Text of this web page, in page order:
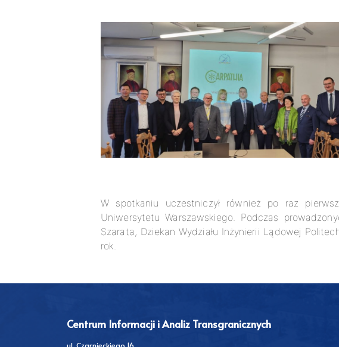
W spotkaniu uczestniczył również po raz
Uniwersytetu Warszawskiego. Podczas
Szarata, Dziekan Wydziału Inżynierii Lądowej
rok.
Centrum Informacji i Analiz Transgranicznych